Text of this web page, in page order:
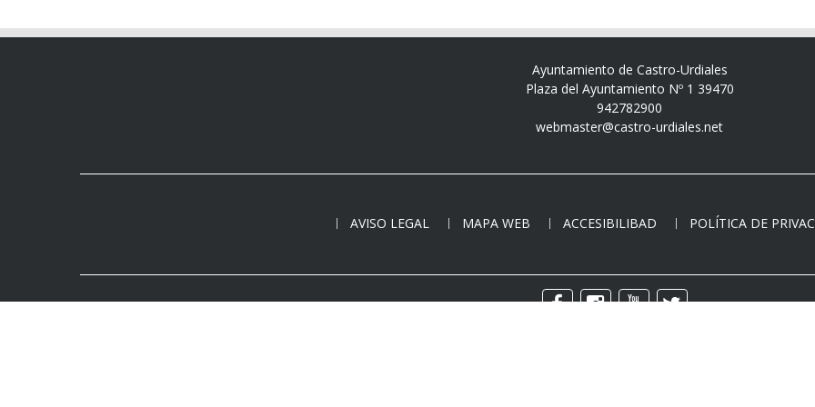
Ayuntamiento de Castro-Urdiales
Plaza del Ayuntamiento Nº 1 39470
942782900
webmaster@castro-urdiales.net
AVISO LEGAL MAPA WEB ACCESIBILIBAD POLÍTICA DE